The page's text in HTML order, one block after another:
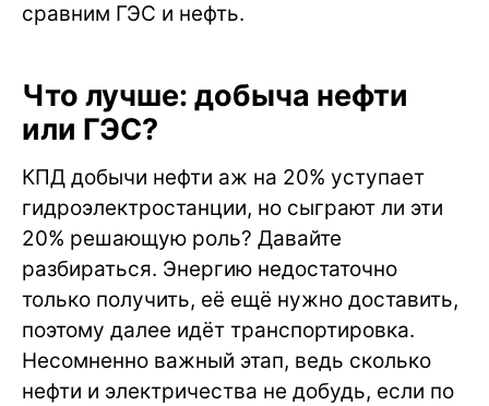
сравним ГЭС и нефть.
Что лучше: добыча нефти
или ГЭС?
КПД добычи нефти аж на 20% уступает
гидроэлектростанции, но сыграют ли эти
20% решающую роль? Давайте
разбираться. Энергию недостаточно
только получить, её ещё нужно доставить,
поэтому далее идёт транспортировка.
Несомненно важный этап, ведь сколько
нефти и электричества не добудь, если по